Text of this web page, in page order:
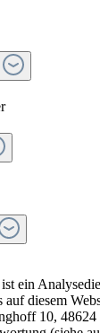
ein
auf diesem
10,